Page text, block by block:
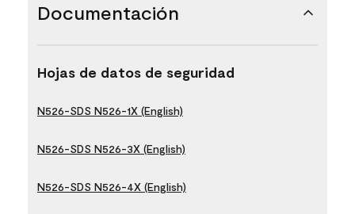
Documentación
Hojas de datos de seguridad
N526-SDS N526-1X (English)
N526-SDS N526-3X (English)
N526-SDS N526-4X (English)